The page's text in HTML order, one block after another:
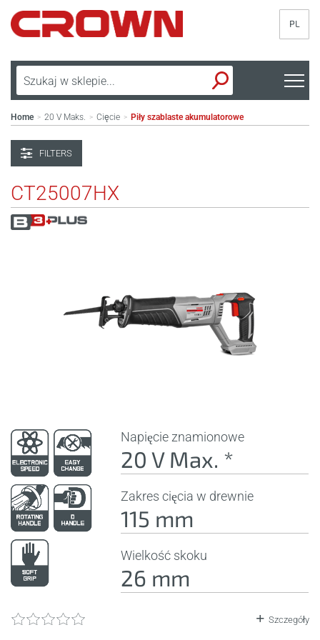
PL
Home > 20 V Maks. > Cięcie > Piły szablaste akumulatorowe
FILTERS
CT25007HX
Napięcie znamionowe
20 V Max. *
Zakres cięcia w drewnie
115 mm
Wielkość skoku
26 mm
Szczegóły